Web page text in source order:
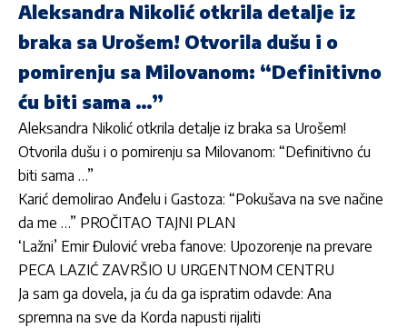
Aleksandra Nikolić otkrila detalje iz
braka sa Urošem! Otvorila dušu i o
pomirenju sa Milovanom: “Definitivno
ću biti sama …”
Aleksandra Nikolić otkrila detalje iz braka sa Urošem!
Otvorila dušu i o pomirenju sa Milovanom: “Definitivno ću
biti sama …”
Karić demolirao Anđelu i Gastoza: “Pokušava na sve načine
da me …” PROČITAO TAJNI PLAN
‘Lažni’ Emir Đulović vreba fanove: Upozorenje na prevare
PECA LAZIĆ ZAVRŠIO U URGENTNOM CENTRU
Ja sam ga dovela, ja ću da ga ispratim odavde: Ana
spremna na sve da Korda napusti rijaliti